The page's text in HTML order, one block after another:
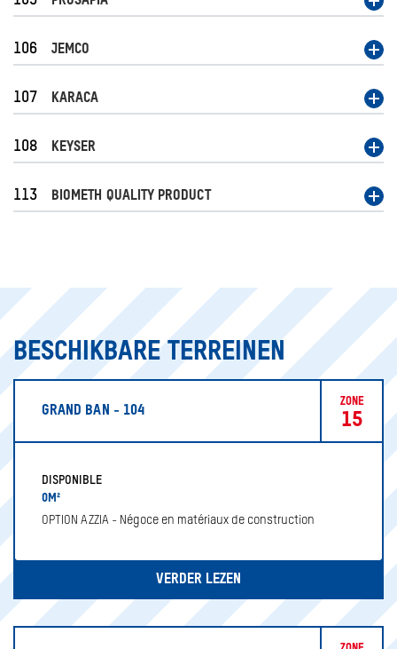
106 JEMCO
107 KARACA
108 KEYSER
113 BIOMETH QUALITY PRODUCT
BESCHIKBARE TERREINEN
GRAND BAN - 104
ZONE
15
DISPONIBLE
0M²
OPTION AZZIA - Négoce en matériaux de construction
VERDER LEZEN